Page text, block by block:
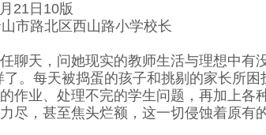
21日10版
路北区西山路小学校长
天，问她现实的教师生活与理想中有
。每天被捣蛋的孩子和挑剔的家长所
作业、处理不完的学生问题，再加上各
尽，甚至焦头烂额，这一切侵蚀着原有